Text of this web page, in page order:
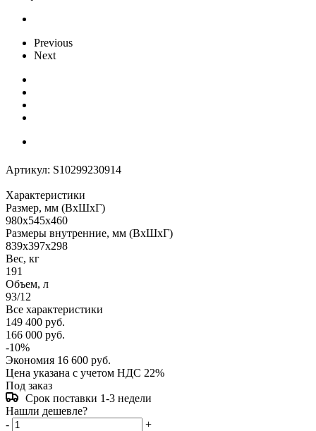
Previous
Next
Артикул: S10299230914
Характеристики
Размер, мм (ВхШхГ)
980x545x460
Размеры внутренние, мм (ВхШхГ)
839x397x298
Вес, кг
191
Объем, л
93/12
Все характеристики
149 400 руб.
166 000 руб.
-10%
Экономия 16 600 руб.
Цена указана с учетом НДС 22%
Под заказ
Срок поставки 1-3 недели
Нашли дешевле?
-
+